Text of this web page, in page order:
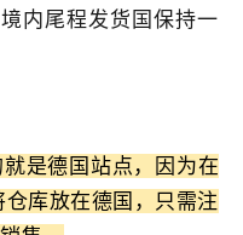
内尾程发货国保持一
是德国站点，因为在
库放在德国，只需注